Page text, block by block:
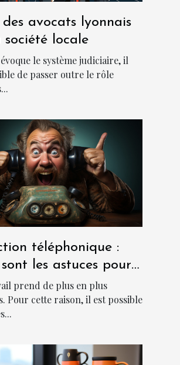
avocats lyonnais
société locale
le système judiciaire, il
de passer outre le rôle
téléphonique :
les astuces pour
?
prend de plus en plus
Pour cette raison, il est possible